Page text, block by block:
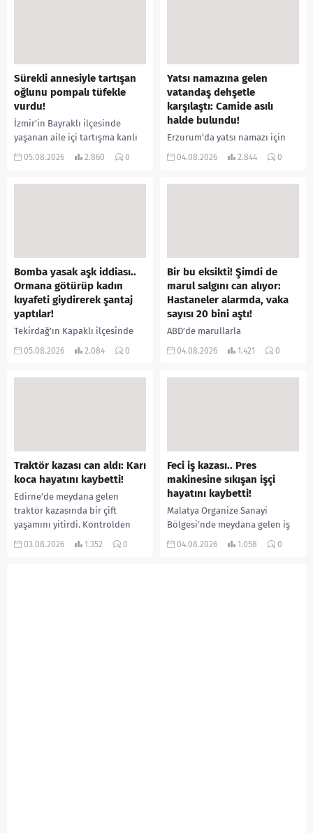
Sürekli annesiyle tartışan
oğlunu pompalı tüfekle
vurdu!
İzmir’in Bayraklı ilçesinde
yaşanan aile içi tartışma kanlı
bitti. İddiaya göre, uzun süredir
05.08.2026 2.860 0
Yatsı namazına gelen
vatandaş dehşetle
karşılaştı: Camide asılı
halde bulundu!
Erzurum’da yatsı namazı için
camiye gelen bir vatandaş,
04.08.2026 2.844 0
Bomba yasak aşk iddiası..
Ormana götürüp kadın
kıyafeti giydirerek şantaj
yaptılar!
Tekirdağ’ın Kapaklı ilçesinde
bir kişiyi, arkadaşının eşiyle
05.08.2026 2.084 0
Bir bu eksikti! Şimdi de
marul salgını can alıyor:
Hastaneler alarmda, vaka
sayısı 20 bini aştı!
ABD’de marullarla
ilişkilendirilen siklospora
04.08.2026 1.421 0
Traktör kazası can aldı: Karı
koca hayatını kaybetti!
Edirne’de meydana gelen
traktör kazasında bir çift
yaşamını yitirdi. Kontrolden
çıkarak devrilen traktörün
03.08.2026 1.352 0
Feci iş kazası.. Pres
makinesine sıkışan işçi
hayatını kaybetti!
Malatya Organize Sanayi
Bölgesi’nde meydana gelen iş
kazasında, pres makinesine
04.08.2026 1.058 0